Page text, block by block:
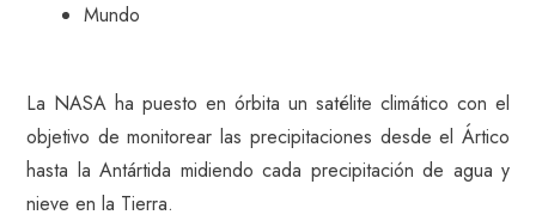
Mundo
La NASA ha puesto en órbita un satélite climático con el
objetivo de monitorear las precipitaciones desde el Ártico
hasta la Antártida midiendo cada precipitación de agua y
nieve en la Tierra.